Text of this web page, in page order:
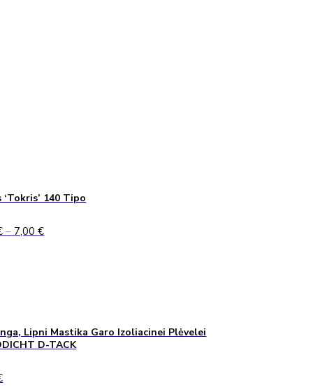
‘Tokris’ 140 Tipo
– 7,00€Price
Lipni Mastika Garo Izoliacinei Plėvelei
D-TACK